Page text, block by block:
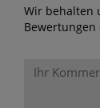
Wir behalten
Bewertungen